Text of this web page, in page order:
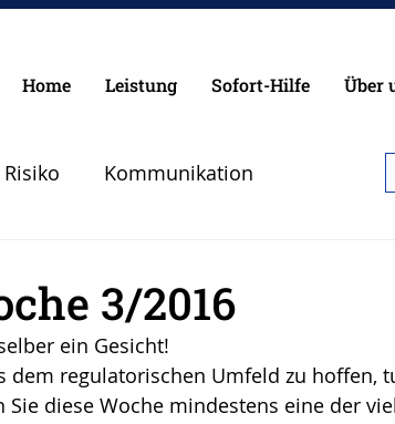
Home Leistung Sofort-Hilfe Über
Risiko Kommunikation
Angst
3/2016
ein Gesicht!
dem regulatorischen Umfeld zu hoffen,
diese Woche mindestens eine der